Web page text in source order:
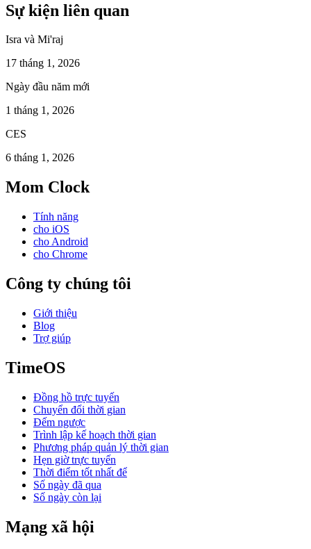
Sự kiện liên quan
Isra và Mi'raj
17 tháng 1, 2026
Ngày đầu năm mới
1 tháng 1, 2026
CES
6 tháng 1, 2026
Mom Clock
Tính năng
cho iOS
cho Android
cho Chrome
Công ty chúng tôi
Giới thiệu
Blog
Trợ giúp
TimeOS
Đồng hồ trực tuyến
Chuyển đổi thời gian
Đếm ngược
Trình lập kế hoạch thời gian
Phương pháp quản lý thời gian
Hẹn giờ trực tuyến
Thời điểm tốt nhất để
Số ngày đã qua
Số ngày còn lại
Mạng xã hội